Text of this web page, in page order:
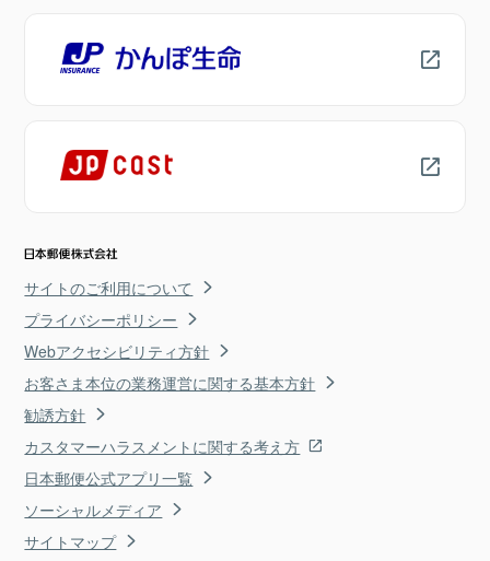
サイトのご利用について
プライバシーポリシー
Webアクセシビリティ方針
お客さま本位の業務運営に関する基本方針
勧誘方針
カスタマーハラスメントに関する考え方
日本郵便公式アプリ一覧
ソーシャルメディア
サイトマップ